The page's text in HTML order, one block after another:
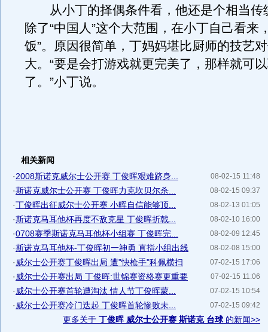
从小丁的择偶条件看，他还是个相当传
除了“中国人”这个大范围，在小丁自己看来
饭”。原因很简单，丁妈妈堪比厨师的技艺
大。“要是会打游戏就更完美了，那样就可
了。”小丁说。
相关新闻
08-02-15 11:48
·2008斯诺克威尔士公开赛 丁俊晖艰难跻身...
08-02-15 09:37
·斯诺克威尔士公开赛 丁俊晖力克坎贝尔杀...
08-02-13 01:05
·丁俊晖出征威尔士公开赛 小晖自信能够顶...
08-02-10 16:00
·斯诺克马耳他杯再度不敌克星 丁俊晖折戟...
08-02-09 12:45
·0708赛季斯诺克马耳他杯小组赛 丁俊晖完...
08-02-08 15:00
·斯诺克马耳他杯-丁俊晖初一神勇 直指小组出线
07-02-15 17:06
· 威尔士公开赛丁俊晖出局 遭"快枪手"科佩横扫
07-02-15 11:06
· 威尔士公开赛出局 丁俊晖:世锦赛资格赛更重要
07-02-15 10:54
· 威尔士公开赛首轮遭淘汰 情人节丁俊晖蒙...
07-02-15 09:42
· 威尔士公开赛冷门迭起 丁俊晖首轮惨败未...
更多关于 丁俊晖 威尔士公开赛 斯诺克 台球 的新闻>>